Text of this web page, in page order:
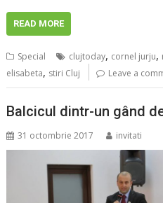
READ MORE
Special clujtoday, cornel jurju,
elisabeta, stiri Cluj Leave a
Balcicul dintr-un gând
31 octombrie 2017 invitati